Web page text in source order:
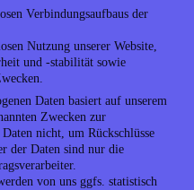
Verbindungsaufbaus der
Nutzung unserer Website,
und -stabilität sowie
Daten basiert auf unserem
Zwecken zur
nicht, um Rückschlüsse
der Daten sind nur die
von uns ggfs. statistisch